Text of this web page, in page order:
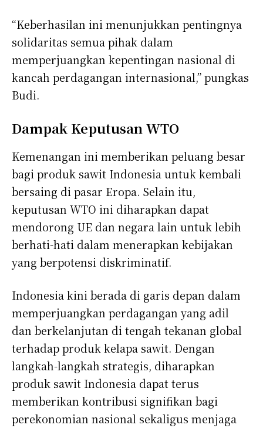
“Keberhasilan ini menunjukkan pentingnya
solidaritas semua pihak dalam
memperjuangkan kepentingan nasional di
kancah perdagangan internasional,” pungkas
Budi.
Dampak Keputusan WTO
Kemenangan ini memberikan peluang besar
bagi produk sawit Indonesia untuk kembali
bersaing di pasar Eropa. Selain itu,
keputusan WTO ini diharapkan dapat
mendorong UE dan negara lain untuk lebih
berhati-hati dalam menerapkan kebijakan
yang berpotensi diskriminatif.
Indonesia kini berada di garis depan dalam
memperjuangkan perdagangan yang adil
dan berkelanjutan di tengah tekanan global
terhadap produk kelapa sawit. Dengan
langkah-langkah strategis, diharapkan
produk sawit Indonesia dapat terus
memberikan kontribusi signifikan bagi
perekonomian nasional sekaligus menjaga